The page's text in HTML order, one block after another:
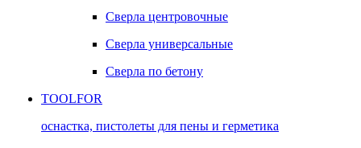
Сверла центровочные
Сверла универсальные
Сверла по бетону
TOOLFOR
оснастка, пистолеты для пены и герметика